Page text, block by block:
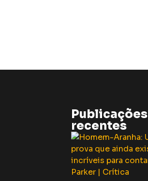
Publicações
recentes